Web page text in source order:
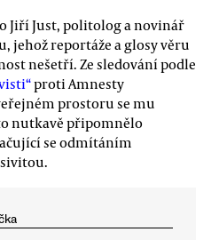
Jiří Just, politolog a novinář
jehož reportáže a glosy věru
nešetří. Ze sledování podle
proti Amnesty
prostoru se mu
nutkavě připomnělo
se odmítáním